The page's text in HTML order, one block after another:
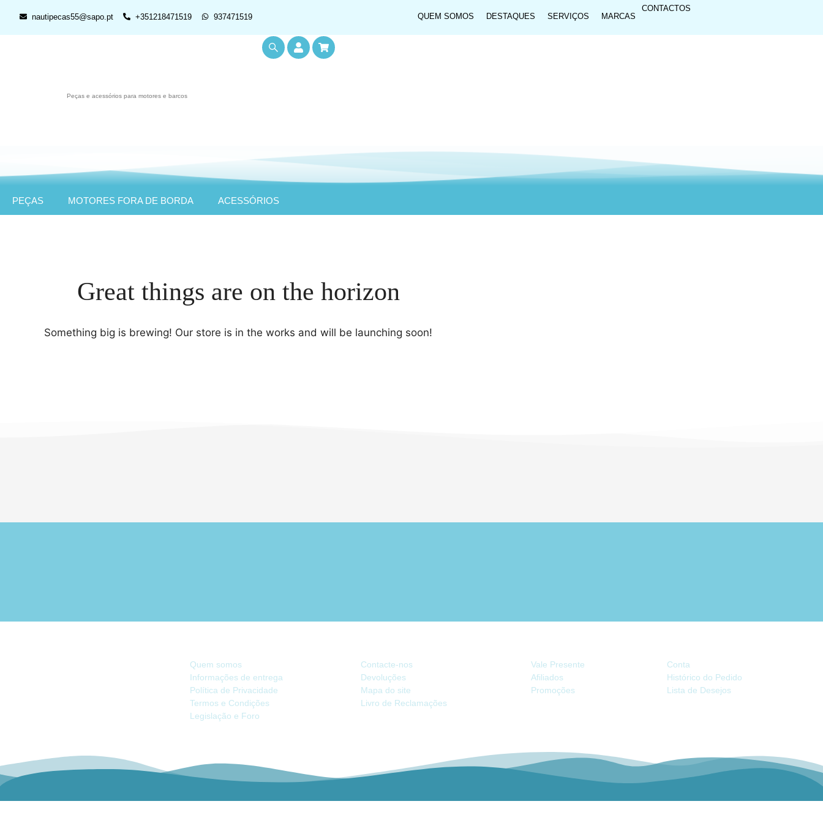
nautipecas55@sapo.pt +351218471519 937471519 QUEM SOMOS DESTAQUES SERVIÇOS MARCAS
CONTACTOS
Peças e acessórios para motores e barcos
PEÇAS MOTORES FORA DE BORDA ACESSÓRIOS
Great things are on the horizon
Something big is brewing! Our store is in the works and will be launching soon!
Quem somos
Informações de entrega
Política de Privacidade
Termos e Condições
Legislação e Foro
Contacte-nos
Devoluções
Mapa do site
Livro de Reclamações
Vale Presente
Afiliados
Promoções
Conta
Histórico do Pedido
Lista de Desejos